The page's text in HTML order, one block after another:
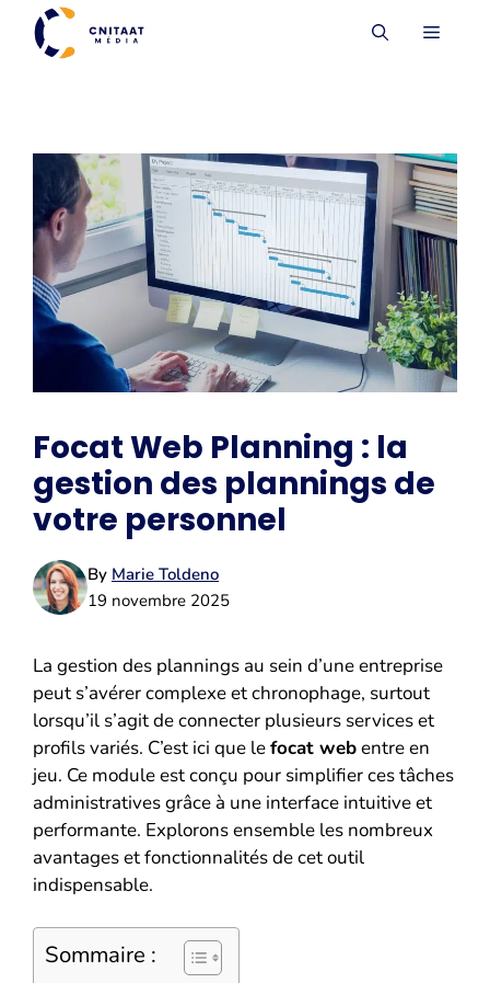
Aller
contenu
MENU
Focat Web Planning : la
gestion des plannings de
votre personnel
By Marie Toldeno
19 novembre 2025
La gestion des plannings au sein d’une entreprise
peut s’avérer complexe et chronophage, surtout
lorsqu’il s’agit de connecter plusieurs services et
profils variés. C’est ici que lefocat webentre en
jeu. Ce module est conçu pour simplifier ces tâches
administratives grâce à une interface intuitive et
performante. Explorons ensemble les nombreux
avantages et fonctionnalités de cet outil
indispensable.
Sommaire :